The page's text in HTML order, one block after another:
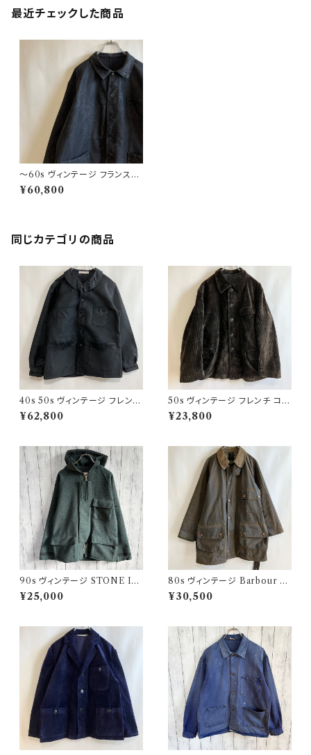
最近チェックした商品
〜60s ヴィンテージ フランス製
モンサンミッシェル Vポケ ブラッ
クモールスキンジャケット カバ
¥60,800
同じカテゴリの商品
40s 50s ヴィンテージ フレンチ
Vポケ ブラックモールスキンジャ
ケット カバーオール
¥62,800
50s ヴィンテージ フレンチ コー
デュロイジャケット ビンテージ
ファーマーズジャケット
¥23,800
90s ヴィンテージ STONE ISL
AND ウールジャケット ストーン
アイランド グリーンエッジ
¥25,000
80s ヴィンテージ Barbour 2
ワラント ソルウェイジッパー Sol
way Zipper オイルドジャケット
¥30,500